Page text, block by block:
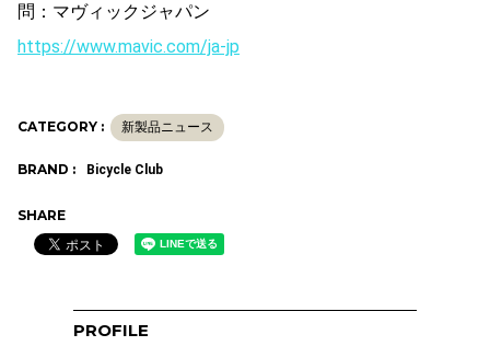
問：マヴィックジャパン
https://www.mavic.com/ja-jp
CATEGORY : 新製品ニュース
BRAND : Bicycle Club
SHARE
PROFILE